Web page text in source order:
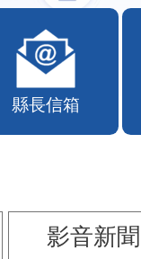
縣長信箱
影音新聞